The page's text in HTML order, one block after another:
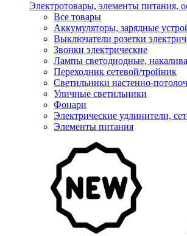
Электротовары, элементы питания,
Все товары
Аккумуляторы, зарядные
Выключатели розетки
Звонки электрические
Лампы светодиодные,
Переходник сетевой/тройник
Светильники настенно-
Уличные светильники
Фонари
Электрические удлинители,
Элементы питания